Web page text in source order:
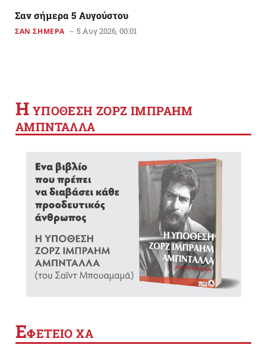
Σαν σήμερα 5 Αυγούστου
ΣΑΝ ΣΗΜΕΡΑ 5 Αυγ 2026, 00:01
Η YΠΟΘΕΣΗ ΖΟΡΖ ΙΜΠΡΑΗΜ
ΑΜΠΝΤΑΛΛΑ
ΕΦΕΤΕΙΟ ΧΑ